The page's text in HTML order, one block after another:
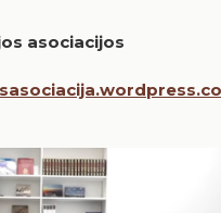
asociacijos